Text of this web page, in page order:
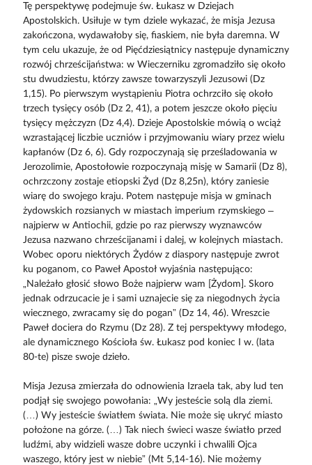
Tę perspektywę podejmuje św. Łukasz w Dziejach
Apostolskich. Usiłuje w tym dziele wykazać, że misja Jezusa
zakończona, wydawałoby się, fiaskiem, nie była daremna. W
tym celu ukazuje, że od Pięćdziesiątnicy następuje dynamiczny
rozwój chrześcijaństwa: w Wieczerniku zgromadziło się około
stu dwudziestu, którzy zawsze towarzyszyli Jezusowi (Dz
1,15). Po pierwszym wystąpieniu Piotra ochrzciło się około
trzech tysięcy osób (Dz 2, 41), a potem jeszcze około pięciu
tysięcy mężczyzn (Dz 4,4). Dzieje Apostolskie mówią o wciąż
wzrastającej liczbie uczniów i przyjmowaniu wiary przez wielu
kapłanów (Dz 6, 6). Gdy rozpoczynają się prześladowania w
Jerozolimie, Apostołowie rozpoczynają misję w Samarii (Dz 8),
ochrzczony zostaje etiopski Żyd (Dz 8,25n), który zaniesie
wiarę do swojego kraju. Potem następuje misja w gminach
żydowskich rozsianych w miastach imperium rzymskiego –
najpierw w Antiochii, gdzie po raz pierwszy wyznawców
Jezusa nazwano chrześcijanami i dalej, w kolejnych miastach.
Wobec oporu niektórych Żydów z diaspory następuje zwrot
ku poganom, co Paweł Apostoł wyjaśnia następująco:
„Należało głosić słowo Boże najpierw wam [Żydom]. Skoro
jednak odrzucacie je i sami uznajecie się za niegodnych życia
wiecznego, zwracamy się do pogan” (Dz 14, 46). Wreszcie
Paweł dociera do Rzymu (Dz 28). Z tej perspektywy młodego,
ale dynamicznego Kościoła św. Łukasz pod koniec I w. (lata
80-te) pisze swoje dzieło.
Misja Jezusa zmierzała do odnowienia Izraela tak, aby lud ten
podjął się swojego powołania: „Wy jesteście solą dla ziemi.
(…) Wy jesteście światłem świata. Nie może się ukryć miasto
położone na górze. (…) Tak niech świeci wasze światło przed
ludźmi, aby widzieli wasze dobre uczynki i chwalili Ojca
waszego, który jest w niebie” (Mt 5,14-16). Nie możemy